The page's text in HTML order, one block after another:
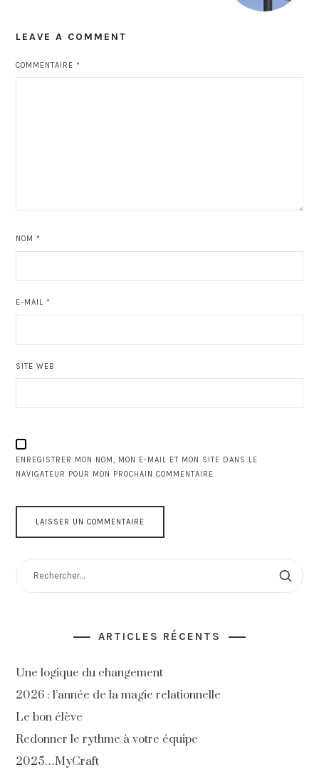
LEAVE A COMMENT
COMMENTAIRE*
NOM*
E-MAIL*
SITE WEB
ENREGISTRER MON NOM, MON E-MAIL ET MON SITE DANS LE
NAVIGATEUR POUR MON PROCHAIN COMMENTAIRE.
RECHERCHER :
ARTICLES RÉCENTS
Une logique du changement
2026 : l’année de la magie relationnelle
Le bon élève
Redonner le rythme à votre équipe
2025…MyCraft